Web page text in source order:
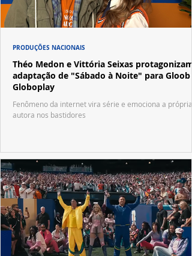
Théo Medon e Vittória Seixas protagonizam
adaptação de "Sábado à Noite" para Gloob e
Globoplay
Fenômeno da internet vira série e emociona a própria
autora nos bastidores
PRODUÇÕES NACIONAIS